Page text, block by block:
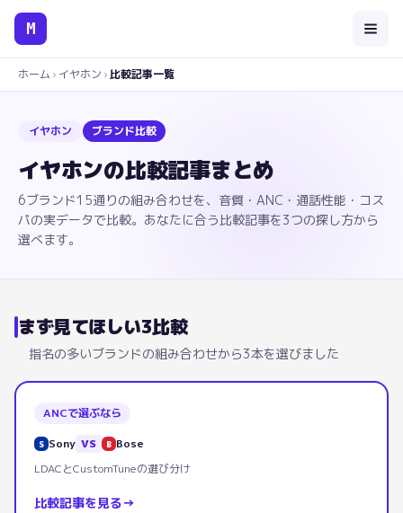
M
ホーム › イヤホン ›比較記事一覧
イヤホン ブランド比較
イヤホンの比較記事まとめ
6ブランド15通りの組み合わせを、音質・ANC・通話性能・コス
パの実データで比較。あなたに合う比較記事を3つの探し方から
選べます。
まず見てほしい3比較
指名の多いブランドの組み合わせから3本を選びました
ANCで選ぶなら
S Sony VS B Bose
LDACとCustomTuneの選び分け
比較記事を見る→